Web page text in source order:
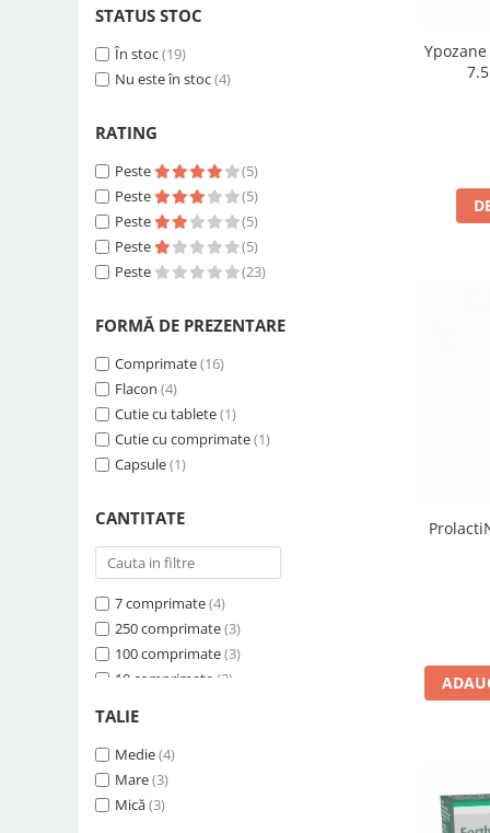
250 Lei - 300 Lei
300 Lei - 400 Lei
400 Lei - 500 Lei(1)
STATUS STOC
În stoc(19)
Nu este în stoc(4)
RATING
Peste
(5)
Peste
(5)
Peste
(5)
Peste
(5)
Peste
(23)
FORMĂ DE PREZENTARE
Comprimate(16)
Flacon (4)
Cutie cu tablete(1)
Cutie cu comprimate(1)
Capsule(1)
CANTITATE
7 comprimate(4)
250 comprimate(3)
100 comprimate(3)
10 comprimate (3)
120 comprimate
30 comprimate
45 capsule
40 comprimate
TALIE
Medie(4)
Mare(3)
Mică(3)